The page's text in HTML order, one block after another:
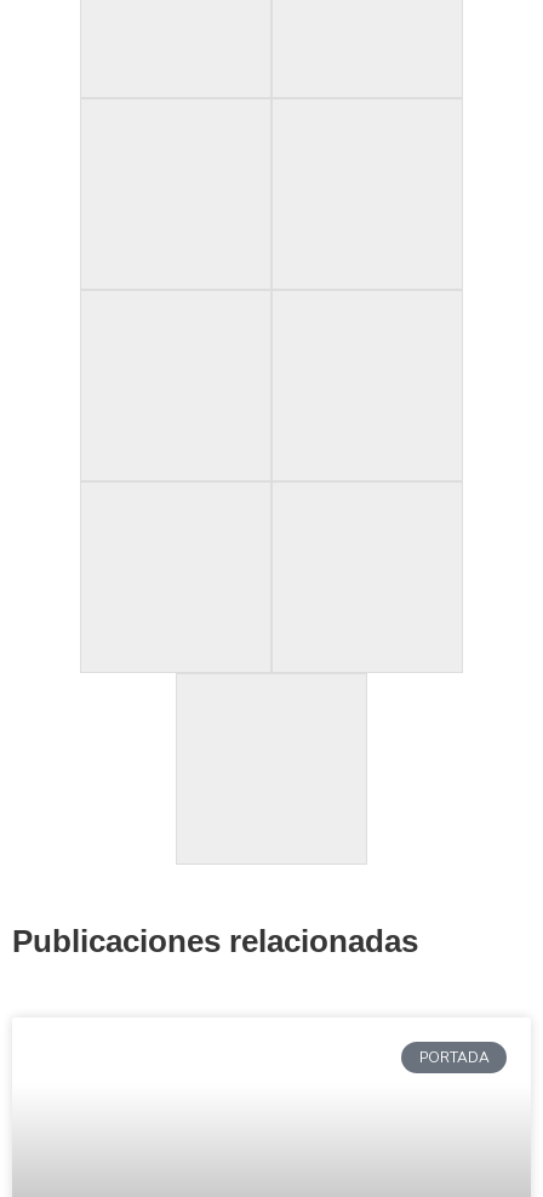
Publicaciones relacionadas
PORTADA